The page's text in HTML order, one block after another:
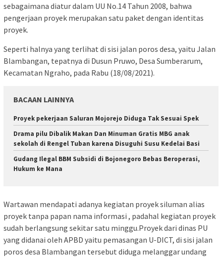
sebagaimana diatur dalam UU No.14 Tahun 2008, bahwa
pengerjaan proyek merupakan satu paket dengan identitas
proyek.
Seperti halnya yang terlihat di sisi jalan poros desa, yaitu Jalan
Blambangan, tepatnya di Dusun Pruwo, Desa Sumberarum,
Kecamatan Ngraho, pada Rabu (18/08/2021).
BACAAN LAINNYA
Proyek pekerjaan Saluran Mojorejo Diduga Tak Sesuai Spek
Drama pilu Dibalik Makan Dan Minuman Gratis MBG anak
sekolah di Rengel Tuban karena Disuguhi Susu Kedelai Basi
Gudang Ilegal BBM Subsidi di Bojonegoro Bebas Beroperasi,
Hukum ke Mana
Wartawan mendapati adanya kegiatan proyek siluman alias
proyek tanpa papan nama informasi , padahal kegiatan proyek
sudah berlangsung sekitar satu minggu.Proyek dari dinas PU
yang didanai oleh APBD yaitu pemasangan U-DICT, di sisi jalan
poros desa Blambangan tersebut diduga melanggar undang